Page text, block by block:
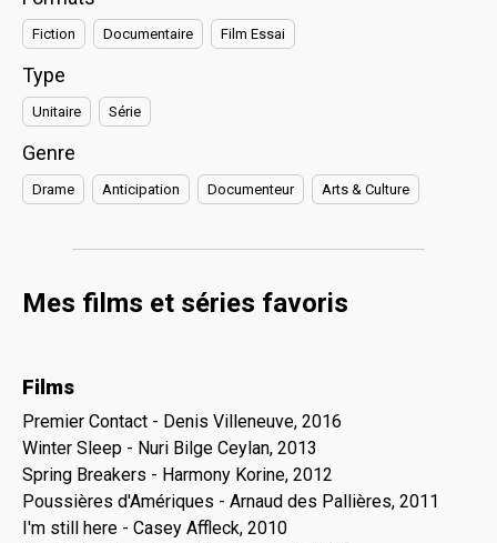
Fiction Documentaire Film Essai
Type
Unitaire Série
Genre
Drame Anticipation Documenteur Arts & Culture
Mes films et séries favoris
Films
Premier Contact - Denis Villeneuve, 2016
Winter Sleep - Nuri Bilge Ceylan, 2013
Spring Breakers - Harmony Korine, 2012
Poussières d'Amériques - Arnaud des Pallières, 2011
I'm still here - Casey Affleck, 2010